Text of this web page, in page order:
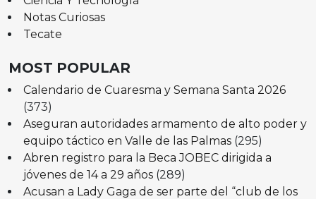
Notas Curiosas
Tecate
MOST POPULAR
Calendario de Cuaresma y Semana Santa 2026
(373)
Aseguran autoridades armamento de alto poder y
equipo táctico en Valle de las Palmas (295)
Abren registro para la Beca JOBEC dirigida a
jóvenes de 14 a 29 años (289)
Acusan a Lady Gaga de ser parte del “club de los